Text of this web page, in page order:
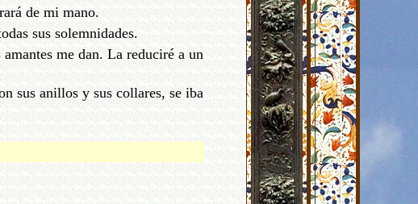
de mi mano.
sus solemnidades.
me dan. La reduciré a un
sus anillos y sus collares, se iba